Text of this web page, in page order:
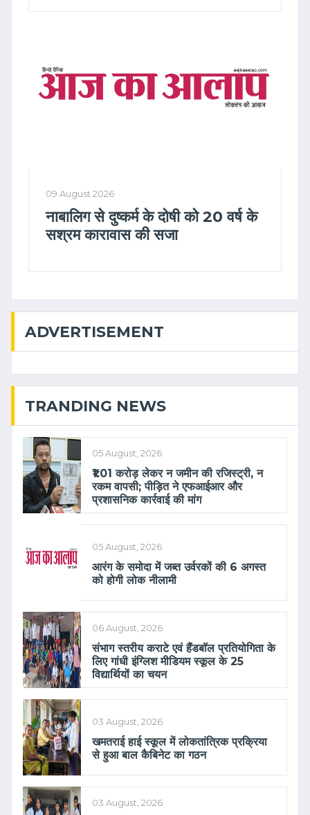
09 August 2026
नाबालिग से दुष्कर्म के दोषी को 20 वर्ष के
सश्रम कारावास की सजा
ADVERTISEMENT
TRANDING NEWS
05 August, 2026
₹1.01 करोड़ लेकर न जमीन की रजिस्ट्री, न
रकम वापसी; पीड़ित ने एफआईआर और
प्रशासनिक कार्रवाई की मांग
05 August, 2026
आरंग के समोदा में जब्त उर्वरकों की 6 अगस्त
को होगी लोक नीलामी
06 August, 2026
संभाग स्तरीय कराटे एवं हैंडबॉल प्रतियोगिता के
लिए गांधी इंग्लिश मीडियम स्कूल के 25
विद्यार्थियों का चयन
03 August, 2026
खमतराई हाई स्कूल में लोकतांत्रिक प्रक्रिया
से हुआ बाल कैबिनेट का गठन
03 August, 2026